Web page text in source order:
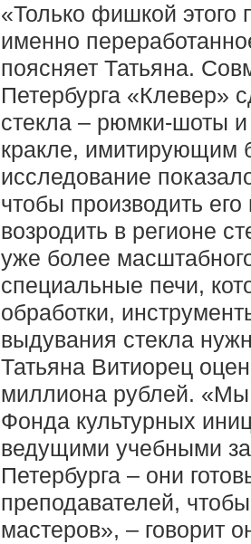
«Только фишкой этого
именно
поясняет Татьяна.
Петербурга «Клевер»
стекла – рюмки-шоты
кракле, имитирующим
исследование
чтобы производить
возродить в регионе
уже более
специальные печи,
обработки,
выдувания стекла
Татьяна Витиорец
миллиона рублей. «Мы
Фонда культурных
ведущими учебными
Петербурга – они
преподавателей,
мастеров», – говорит